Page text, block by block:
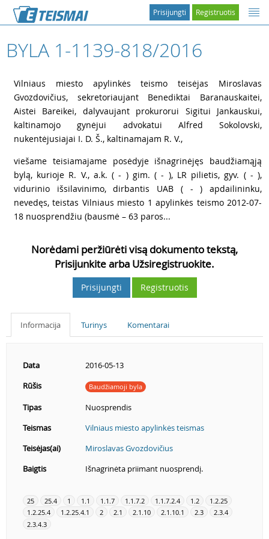
Registruotis
Prisijungti
BYLA 1-1139-818/2016
Vilniaus miesto apylinkės teismo teisėjas Miroslavas
Gvozdovičius, sekretoriaujant Benediktai Baranauskaitei,
Aistei Bareikei, dalyvaujant prokurorui Sigitui Jankauskui,
kaltinamojo gynėjui advokatui Alfred Sokolovski,
nukentėjusiajai I. D. Š., kaltinamajam R. V.,
viešame teisiamajame posėdyje išnagrinėjęs baudžiamąją
bylą, kurioje R. V., a.k. ( - ) gim. ( - ), LR pilietis, gyv. ( - ),
vidurinio išsilavinimo, dirbantis UAB ( - ) apdailininku,
nevedęs, teistas Vilniaus miesto 1 apylinkės teismo 2012-07-
18 nuosprendžiu (bausmė – 63 paros...
Norėdami peržiūrėti visą dokumento tekstą,
Prisijunkite arba Užsiregistruokite.
Prisijungti Registruotis
Informacija Turinys Komentarai
Data
2016-05-13
Rūšis
Baudžiamoji byla
Tipas
Nuosprendis
Teismas
Vilniaus miesto apylinkės teismas
Teisėjas(ai)
Miroslavas Gvozdovičius
Baigtis
Išnagrinėta priimant nuosprendį.
25 25.4 1 1.1 1.1.7 1.1.7.2 1.1.7.2.4 1.2
1.2.25
1.2.25.4
1.2.25.4.1 2 2.1 2.1.10 2.1.10.1 2.3
2.3.4
2.3.4.3